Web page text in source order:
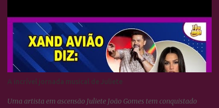
A incrível jornada musical de Juliete
Uma artista em ascensão Juliete João Gomes tem conquistado